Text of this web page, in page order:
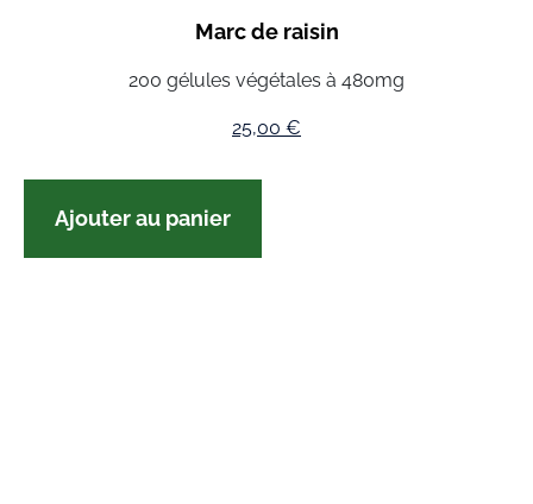
Marc de raisin
200 gélules végétales à 480mg
25,00 €
Ajouter au panier